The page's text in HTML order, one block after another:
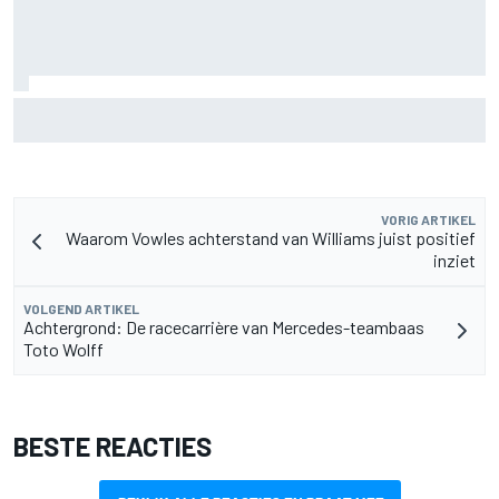
VORIG ARTIKEL
Waarom Vowles achterstand van Williams juist positief
inziet
VOLGEND ARTIKEL
Achtergrond: De racecarrière van Mercedes-teambaas
Toto Wolff
BESTE REACTIES